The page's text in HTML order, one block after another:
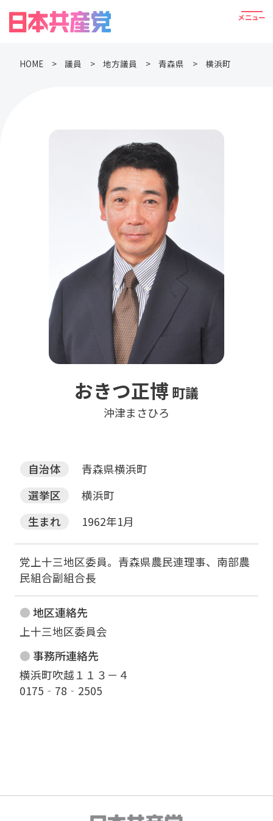
HOME 議員 地方議員 青森県 横浜町
おきつ正博 町議
沖津まさひろ
自治体
青森県横浜町
選挙区
横浜町
生まれ
1962年1月
党上十三地区委員。青森県農民連理事、南部農
民組合副組合長
地区連絡先
上十三地区委員会
事務所連絡先
横浜町吹越１１３－４
0175‐78‐2505